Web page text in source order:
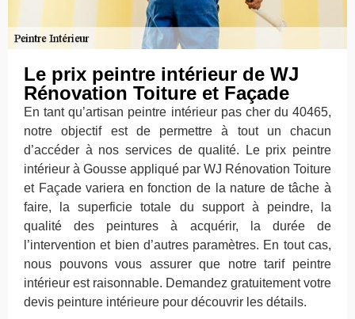
Le prix peintre intérieur de WJ
Rénovation Toiture et Façade
En tant qu’artisan peintre intérieur pas cher du 40465,
notre objectif est de permettre à tout un chacun
d’accéder à nos services de qualité. Le prix peintre
intérieur à Gousse appliqué par WJ Rénovation Toiture
et Façade variera en fonction de la nature de tâche à
faire, la superficie totale du support à peindre, la
qualité des peintures à acquérir, la durée de
l’intervention et bien d’autres paramètres. En tout cas,
nous pouvons vous assurer que notre tarif peintre
intérieur est raisonnable. Demandez gratuitement votre
devis peinture intérieure pour découvrir les détails.